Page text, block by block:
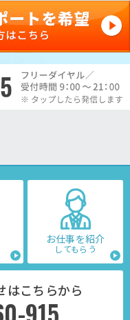
お仕事を紹介
してもらう
はこちらから